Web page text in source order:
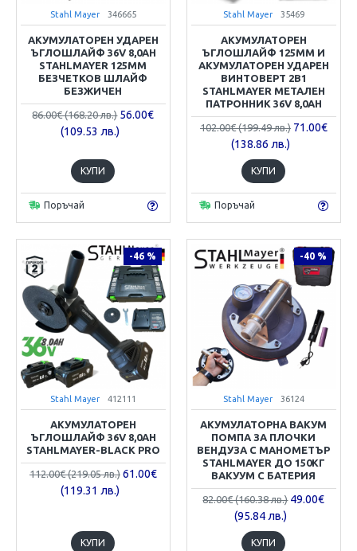
Stahl Mayer 346665
АКУМУЛАТОРЕН УДАРЕН
ЪГЛОШЛАЙФ 36V 8,0AH
STAHLMAYER 125ММ
БЕЗЧЕТКОВ ШЛАЙФ
БЕЗЖИЧЕН
86.00€ (168.20 лв.) 56.00€
(109.53 лв.)
КУПИ
Поръчай
Stahl Mayer 35469
АКУМУЛАТОРЕН
ЪГЛОШЛАЙФ 125ММ И
АКУМУЛАТОРЕН УДАРЕН
ВИНТОВЕРТ 2В1
STAHLMAYER МЕТАЛЕН
ПАТРОННИК 36V 8,0AH
102.00€ (199.49 лв.) 71.00€
(138.86 лв.)
КУПИ
Поръчай
-46 %
Stahl Mayer 412111
АКУМУЛАТОРЕН
ЪГЛОШЛАЙФ 36V 8,0AH
STAHLMAYER-BLACK PRO
112.00€ (219.05 лв.) 61.00€
(119.31 лв.)
КУПИ
-40 %
Stahl Mayer 36124
АКУМУЛАТОРНА ВАКУМ
ПОМПА ЗА ПЛОЧКИ
ВЕНДУЗА С МАНОМЕТЪР
STAHLMAYER ДО 150КГ
ВАКУУМ С БАТЕРИЯ
82.00€ (160.38 лв.) 49.00€
(95.84 лв.)
КУПИ